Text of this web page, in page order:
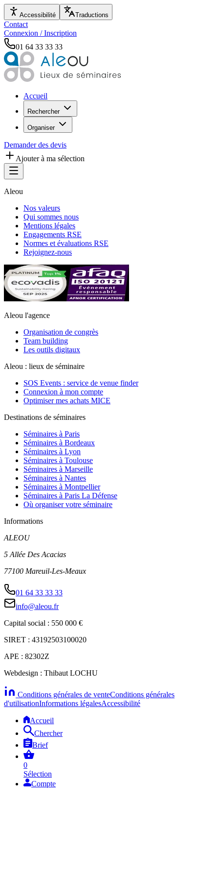
Accessibilité Traductions
Contact
Connexion / Inscription
01 64 33 33 33
Accueil
Rechercher
Organiser
Demander des devis
Ajouter à ma sélection
Aleou
Nos valeurs
Qui sommes nous
Mentions légales
Engagements RSE
Normes et évaluations RSE
Rejoignez-nous
Aleou l'agence
Organisation de congrès
Team building
Les outils digitaux
Aleou : lieux de séminaire
SOS Events : service de venue finder
Connexion à mon compte
Optimiser mes achats MICE
Destinations de séminaires
Séminaires à Paris
Séminaires à Bordeaux
Séminaires à Lyon
Séminaires à Toulouse
Séminaires à Marseille
Séminaires à Nantes
Séminaires à Montpellier
Séminaires à Paris La Défense
Où organiser votre séminaire
Informations
ALEOU
5 Allée Des Acacias
77100 Mareuil-Les-Meaux
01 64 33 33 33
info@aleou.fr
Capital social : 550 000 €
SIRET : 43192503100020
APE : 82302Z
Webdesign : Thibaut LOCHU
Conditions générales de venteConditions générales
d'utilisationInformations légalesAccessibilité
Accueil
Chercher
Brief
0
Sélection
Compte